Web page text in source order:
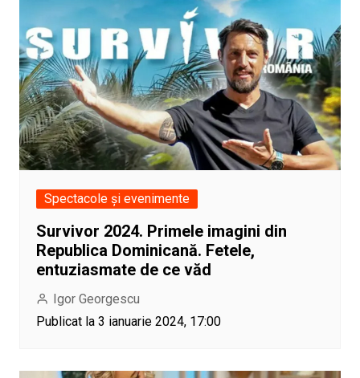
Spectacole și evenimente
Survivor 2024. Primele imagini din
Republica Dominicană. Fetele,
entuziasmate de ce văd
Igor Georgescu
Publicat la 3 ianuarie 2024, 17:00